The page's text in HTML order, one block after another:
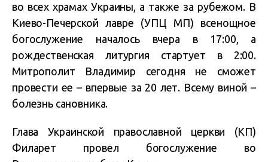
во всех храмах Украины, а также за рубежом. В
Киево-Печерской лавре (УПЦ МП) всенощное
богослужение началось вчера в 17:00, а
рождественская литургия стартует в 2:00.
Митрополит Владимир сегодня не сможет
провести ее – впервые за 20 лет. Всему виной –
болезнь сановника.
Глава Украинской православной церкви (КП)
Филарет провел богослужение во